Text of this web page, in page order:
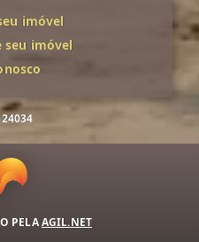
imóvel
seu imóvel
24034
PELAAGIL.NET